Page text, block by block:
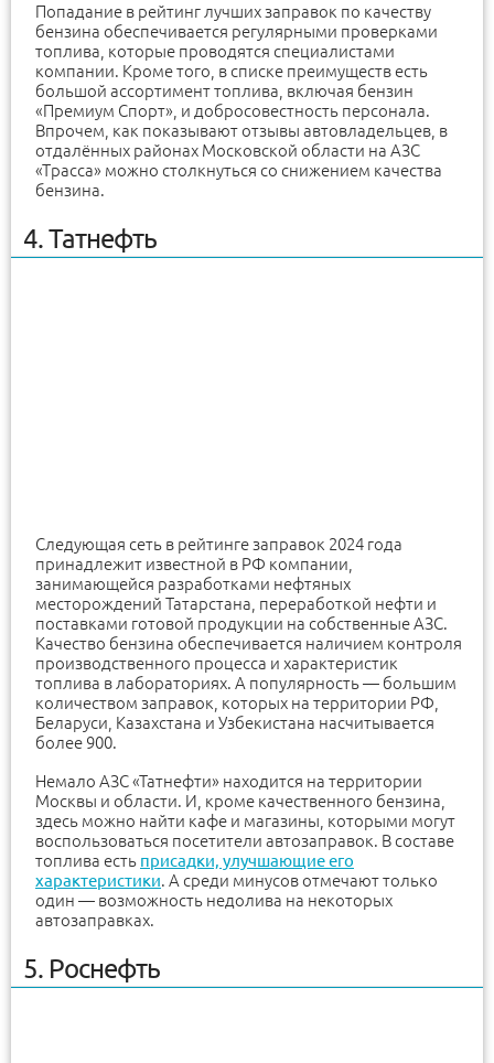
Попадание в рейтинг лучших заправок по качеству
бензина обеспечивается регулярными проверками
топлива, которые проводятся специалистами
компании. Кроме того, в списке преимуществ есть
большой ассортимент топлива, включая бензин
«Премиум Спорт», и добросовестность персонала.
Впрочем, как показывают отзывы автовладельцев, в
отдалённых районах Московской области на АЗС
«Трасса» можно столкнуться со снижением качества
бензина.
4. Татнефть
Следующая сеть в рейтинге заправок 2024 года
принадлежит известной в РФ компании,
занимающейся разработками нефтяных
месторождений Татарстана, переработкой нефти и
поставками готовой продукции на собственные АЗС.
Качество бензина обеспечивается наличием контроля
производственного процесса и характеристик
топлива в лабораториях. А популярность — большим
количеством заправок, которых на территории РФ,
Беларуси, Казахстана и Узбекистана насчитывается
более 900.
Немало АЗС «Татнефти» находится на территории
Москвы и области. И, кроме качественного бензина,
здесь можно найти кафе и магазины, которыми могут
воспользоваться посетители автозаправок. В составе
топлива есть присадки, улучшающие его
характеристики. А среди минусов отмечают только
один — возможность недолива на некоторых
автозаправках.
5. Роснефть